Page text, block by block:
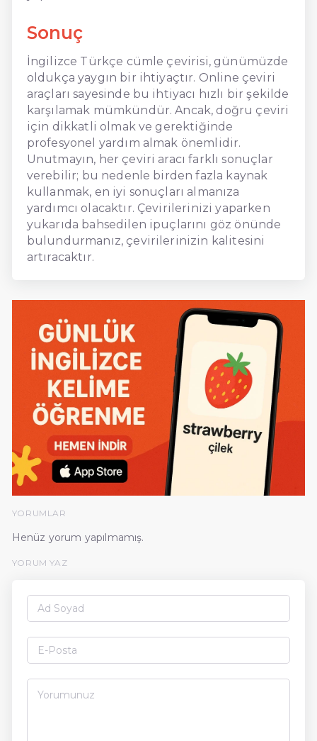
Sonuç
İngilizce Türkçe cümle çevirisi, günümüzde
oldukça yaygın bir ihtiyaçtır. Online çeviri
araçları sayesinde bu ihtiyacı hızlı bir şekilde
karşılamak mümkündür. Ancak, doğru çeviri
için dikkatli olmak ve gerektiğinde
profesyonel yardım almak önemlidir.
Unutmayın, her çeviri aracı farklı sonuçlar
verebilir; bu nedenle birden fazla kaynak
kullanmak, en iyi sonuçları almanıza
yardımcı olacaktır. Çevirilerinizi yaparken
yukarıda bahsedilen ipuçlarını göz önünde
bulundurmanız, çevirilerinizin kalitesini
artıracaktır.
YORUMLAR
Henüz yorum yapılmamış.
YORUM YAZ